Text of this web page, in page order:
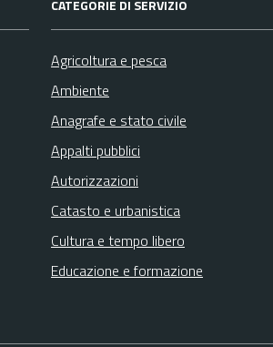
CATEGORIE DI SERVIZIO
Agricoltura e pesca
Ambiente
Anagrafe e stato civile
Appalti pubblici
Autorizzazioni
Catasto e urbanistica
Cultura e tempo libero
Educazione e formazione